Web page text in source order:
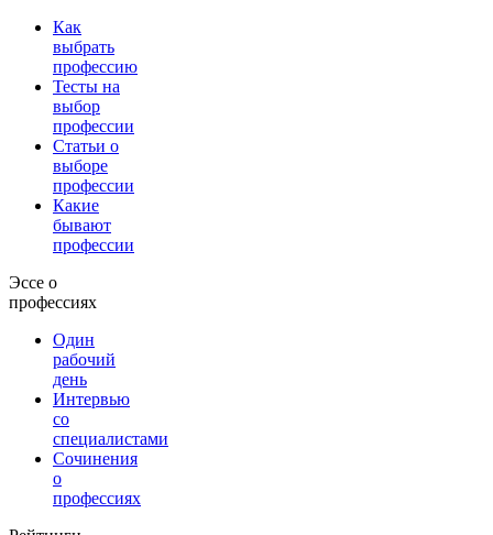
Как
выбрать
профессию
Тесты на
выбор
профессии
Статьи о
выборе
профессии
Какие
бывают
профессии
Эссе о
профессиях
Один
рабочий
день
Интервью
со
специалистами
Сочинения
о
профессиях